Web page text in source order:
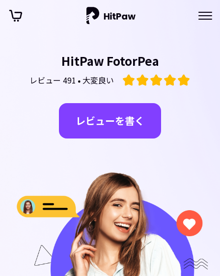
HitPaw FotorPea
レビュー 491 大変良い
レビューを書く